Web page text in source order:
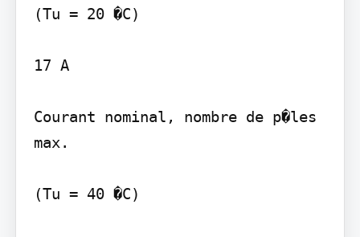
(Tu = 20 �C)
17 A
Courant nominal, nombre de p�les
max.
(Tu = 40 �C)